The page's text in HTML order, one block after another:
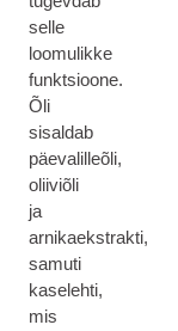
selle
loomulikke
funktsioone.
Õli
sisaldab
päevalilleõli,
oliiviõli
ja
arnikaekstrakti,
samuti
kaselehti,
mis